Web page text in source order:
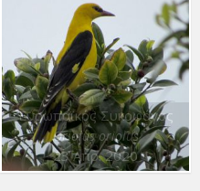
Ευρωπαϊκός Συκοφάγος
Oriolus oriolus
23 Απρ. 2020